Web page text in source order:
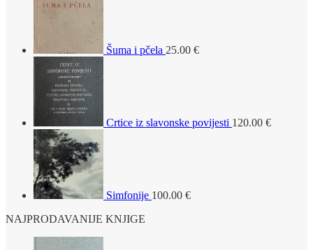
Šuma i pčela 25.00 €
Crtice iz slavonske povijesti 120.00 €
Simfonije 100.00 €
NAJPRODAVANIJE KNJIGE